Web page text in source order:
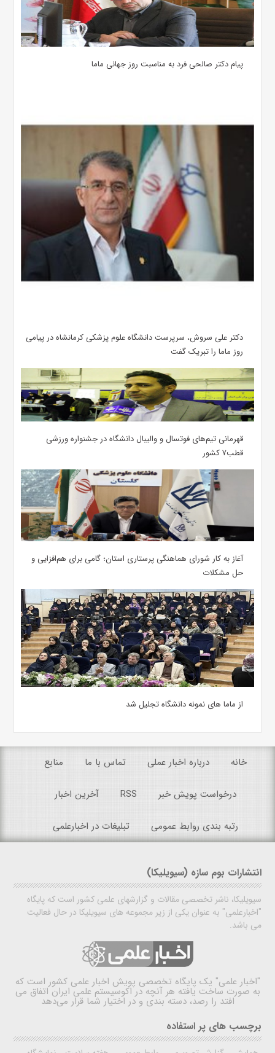
پیام دکتر صالحی فرد به مناسبت روز جهانی ماما
دکتر علی سروش، سرپرست دانشگاه علوم پزشکی کرمانشاه در پیامی
روز ماما را تبریک گفت
قهرمانی تیم‌های فوتسال و والیبال دانشگاه در جشنواره ورزشی
قطب۷ کشور
آغاز به کار شورای هماهنگی پرستاری استان؛ گامی برای هم‌افزایی و
حل مشکلات
از ماما های نمونه دانشگاه تجلیل شد
خانه درباره اخبار عملی تماس با ما منابع
درخواست پویش خبر RSS آخرین اخبار
رتبه بندی روابط عمومی تبلیغات در اخبارعلمی
انتشارات بوم سازه (سیویلیکا)
سیویلیکا، ناشر تخصصی مقالات و گزارشهای علمی کشور است که پایگاه
"اخبارعلمی" به عنوان یکی از زیر مجموعه های سیویلیکا در حال فعالیت
می باشد.
"اخبار علمی" یک پایگاه تخصصی پویش اخبار علمی کشور است که
به صورت ساخت یافته هر آنچه در اکوسیستم علمی ایران اتفاق می
افتد را رصد، دسته بندی و در اختیار شما قرار می‌دهد
برچسب های پر استفاده